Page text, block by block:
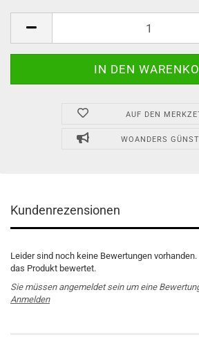
AUF DEN
WOANDERS
Kundenrezensionen
Leider sind noch keine Bewertungen
das Produkt bewertet.
Sie müssen angemeldet sein um eine
Anmelden